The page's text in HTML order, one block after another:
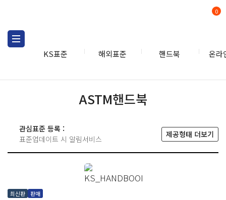
KS표준 해외표준 핸드북 온라
0
ASTM핸드북
관심표준 등록 :
표준업데이트 시 알림서비스
제공형태 더보기
최신판 판매